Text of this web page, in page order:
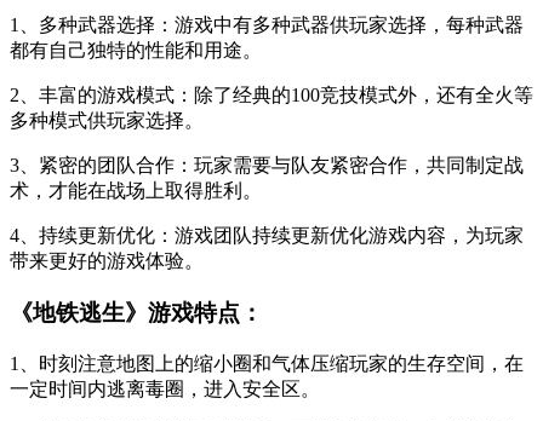
1、多种武器选择：游戏中有多种武器供玩家选择，每种武器
都有自己独特的性能和用途。
2、丰富的游戏模式：除了经典的100竞技模式外，还有全火等
多种模式供玩家选择。
3、紧密的团队合作：玩家需要与队友紧密合作，共同制定战
术，才能在战场上取得胜利。
4、持续更新优化：游戏团队持续更新优化游戏内容，为玩家
带来更好的游戏体验。
《地铁逃生》游戏特点：
1、时刻注意地图上的缩小圈和气体压缩玩家的生存空间，在
一定时间内逃离毒圈，进入安全区。